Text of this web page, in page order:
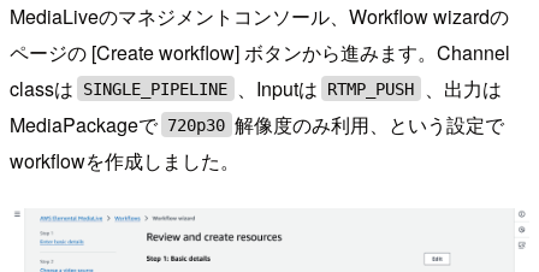
MediaLiveのマネジメントコンソール、Workflow wizardの
ページの [Create workflow] ボタンから進みます。Channel
classは
SINGLE_PIPELINE 、Inputは RTMP_PUSH
、出力は
MediaPackageで 720p30 解像度のみ利用、という設定で
workflowを作成しました。